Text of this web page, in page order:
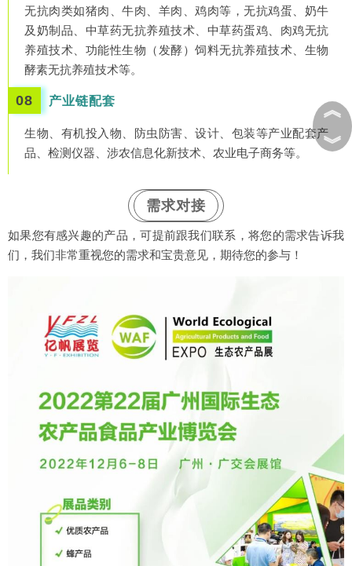
无抗肉类如猪肉、牛肉、羊肉、鸡肉等，无抗鸡蛋、奶牛
及奶制品、中草药无抗养殖技术、中草药蛋鸡、肉鸡无抗
养殖技术、功能性生物（发酵）饲料无抗养殖技术、生物
酵素无抗养殖技术等。
08 产业链配套
生物、有机投入物、防虫防害、设计、包装等产业配套产
品、检测仪器、涉农信息化新技术、农业电子商务等。
需求对接
如果您有感兴趣的产品，可提前跟我们联系，将您的需求告诉我
们，我们非常重视您的需求和宝贵意见，期待您的参与！
︽
︾